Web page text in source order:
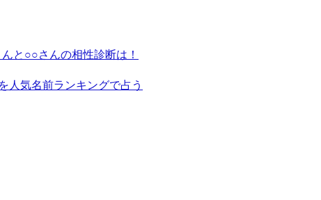
と○○さんの相性診断は！
人気名前ランキングで占う